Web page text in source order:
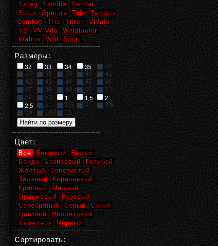
Sateg
Semilia
Semler
Sioux
Spectra Tais
Tamaris
Comfort
Trio Triton
Vivalo
VS
VV-Vito
Waldlaufer
Walrus
WBL Sport
Размеры:
32 33 34 35
36
37
38 39 40
41
42
43 44 45
46
47
48 49 50
51
52
53 1 1,5
2
2,5
8 8,5 9
9,5
10
10,5 11
Цвет:
Все Бежевый
Белый
Бордо
Бронзовый
Голубой
Желтый
Золотистый
Зеленый
Коричневый
Красный
Медный
Оранжевый
Розовый
Серебряный
Серый
Синий
Цветной
Фиолетовый
Хамелеон
Черный
Сортировать: